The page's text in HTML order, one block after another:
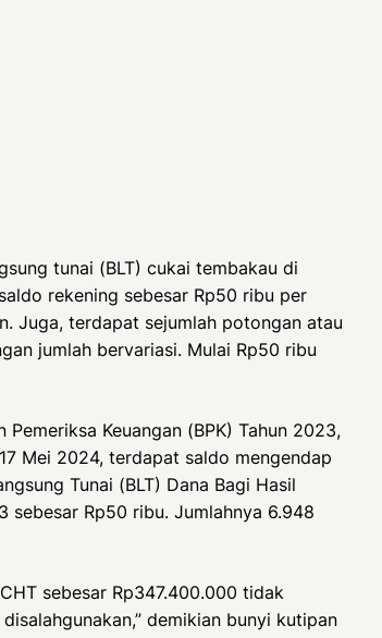
tunai (BLT) cukai tembakau di
rekening sebesar Rp50 ribu per
Juga, terdapat sejumlah potongan atau
jumlah bervariasi. Mulai Rp50 ribu
Keuangan (BPK) Tahun 2023,
Mei 2024, terdapat saldo mengendap
Tunai (BLT) Dana Bagi Hasil
sebesar Rp50 ribu. Jumlahnya 6.948
sebesar Rp347.400.000 tidak
demikian bunyi kutipan